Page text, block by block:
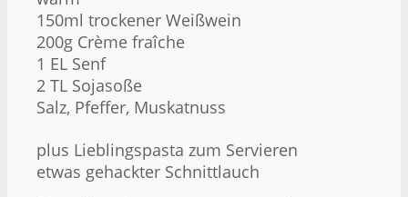
150ml trockener Weißwein
200g Crème fraîche
1 EL Senf
2 TL Sojasoße
Salz, Pfeffer, Muskatnuss
plus Lieblingspasta zum Servieren
etwas gehackter Schnittlauch